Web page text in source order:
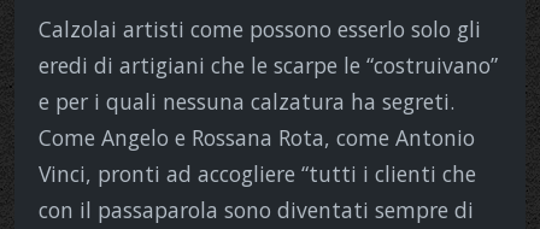
Calzolai artisti come possono esserlo solo gli
eredi di artigiani che le scarpe le “costruivano”
e per i quali nessuna calzatura ha segreti.
Come Angelo e Rossana Rota, come Antonio
Vinci, pronti ad accogliere “tutti i clienti che
con il passaparola sono diventati sempre di